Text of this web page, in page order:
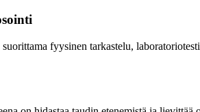
fyysinen tarkastelu,